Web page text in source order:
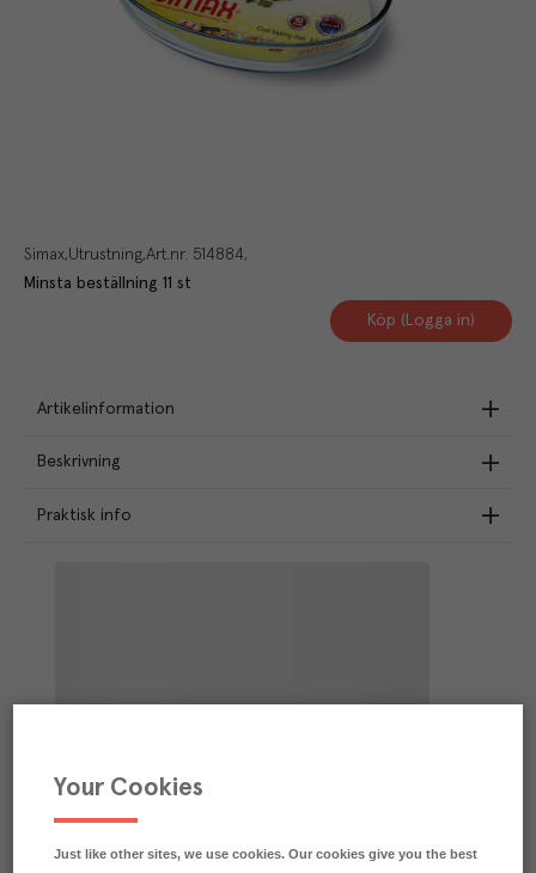
Simax Utrustning Art.nr. 514884
Minsta beställning 11 st
Köp (Logga in)
Artikelinformation
Beskrivning
Praktisk info
Your Cookies
Just like other sites, we use cookies. Our cookies give you the best